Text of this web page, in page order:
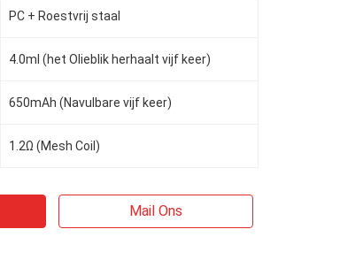
PC + Roestvrij staal
4.0ml (het Olieblik herhaalt vijf keer)
650mAh (Navulbare vijf keer)
1.2Ω (Mesh Coil)
Mail Ons